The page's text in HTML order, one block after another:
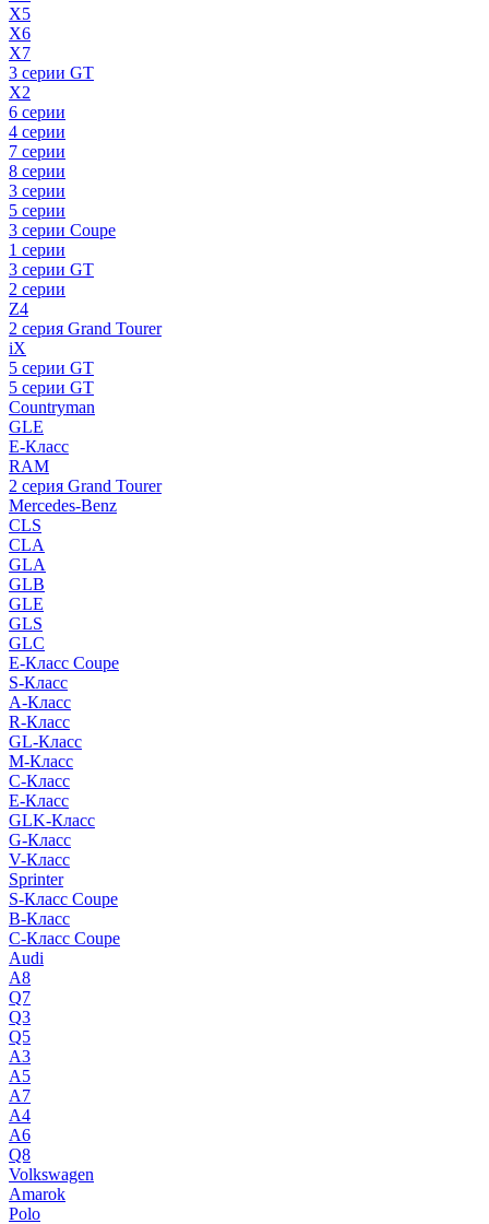
X5
X6
X7
3 серии GT
X2
6 серии
4 серии
7 серии
8 серии
3 серии
5 серии
3 серии Coupe
1 серии
3 серии GT
2 серии
Z4
2 серия Grand Tourer
iX
5 серии GT
5 серии GT
Countryman
GLE
E-Класс
RAM
2 серия Grand Tourer
Mercedes-Benz
CLS
CLA
GLA
GLB
GLE
GLS
GLC
E-Класс Coupe
S-Класс
A-Класс
R-Класс
GL-Класс
M-Класс
C-Класс
E-Класс
GLK-Класс
G-Класс
V-Класс
Sprinter
S-Класс Сoupe
B-Класс
C-Класс Coupe
Audi
A8
Q7
Q3
Q5
A3
A5
A7
A4
A6
Q8
Volkswagen
Amarok
Polo